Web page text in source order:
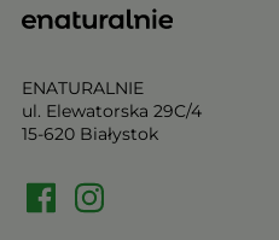
ENATURALNIE
ul. Elewatorska 29C/4
15-620 Białystok